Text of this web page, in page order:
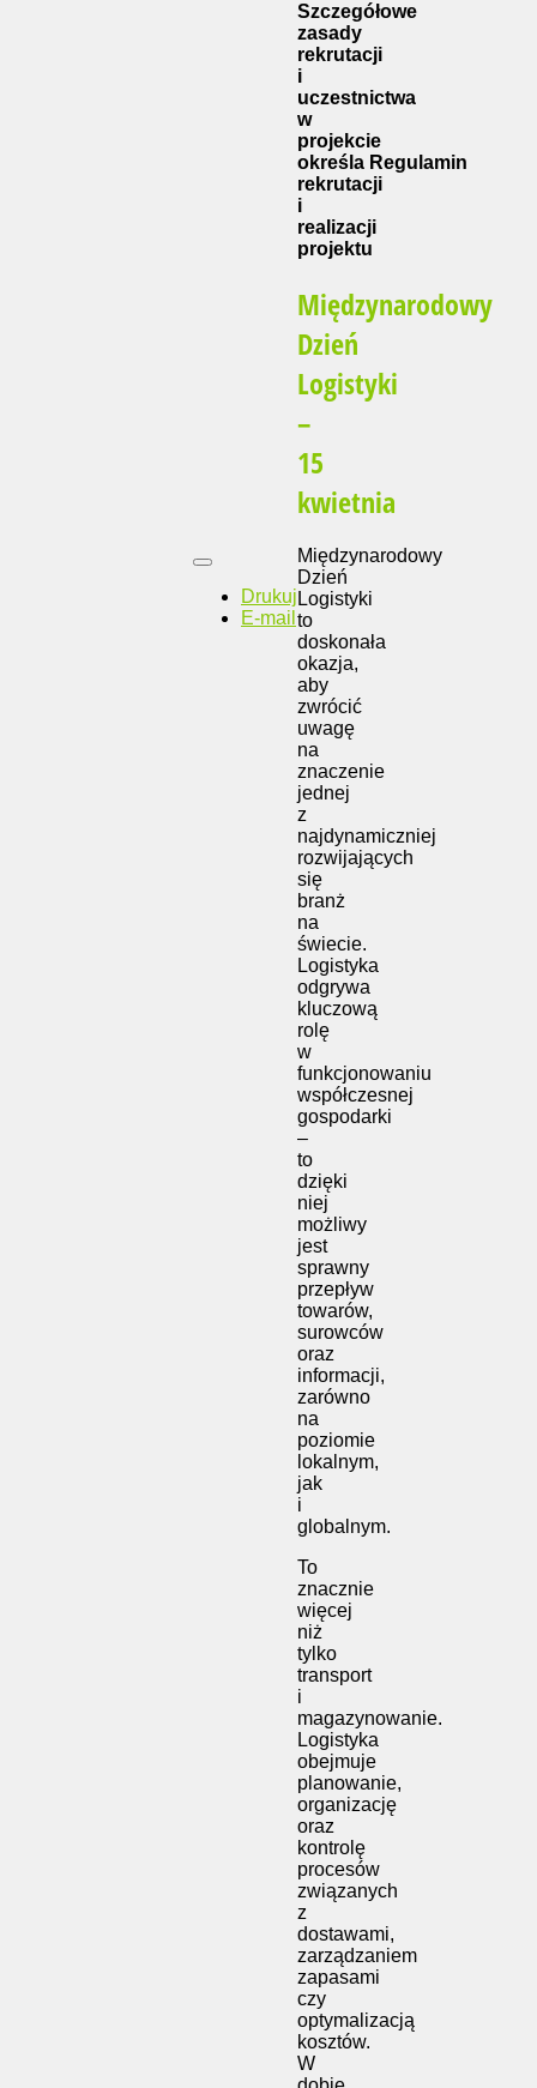
Szczegółowe
zasady
rekrutacji
i
uczestnictwa
w
projekcie
określa Regulamin
rekrutacji
i
realizacji
projektu
Międzynarodowy
Dzień
Logistyki
–
15
kwietnia
Drukuj
E-mail
Międzynarodowy
Dzień
Logistyki
to
doskonała
okazja,
aby
zwrócić
uwagę
na
znaczenie
jednej
z
najdynamiczniej
rozwijających
się
branż
na
świecie.
Logistyka
odgrywa
kluczową
rolę
w
funkcjonowaniu
współczesnej
gospodarki
–
to
dzięki
niej
możliwy
jest
sprawny
przepływ
towarów,
surowców
oraz
informacji,
zarówno
na
poziomie
lokalnym,
jak
i
globalnym.
To
znacznie
więcej
niż
tylko
transport
i
magazynowanie.
Logistyka
obejmuje
planowanie,
organizację
oraz
kontrolę
procesów
związanych
z
dostawami,
zarządzaniem
zapasami
czy
optymalizacją
kosztów.
W